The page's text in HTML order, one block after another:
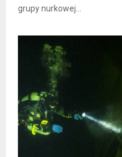
grupy nurkowej...